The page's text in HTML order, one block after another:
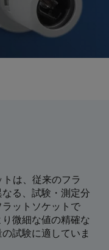
トは、従来のフラ
る、試験・測定分
ットソケットで
微細な値の精確な
試験に適していま